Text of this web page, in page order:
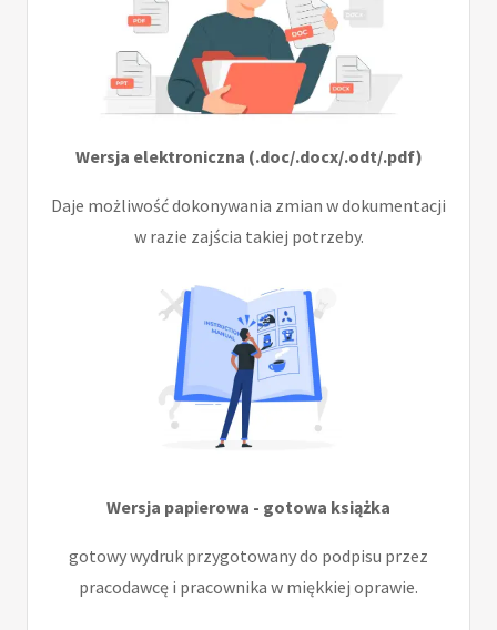
Wersja elektroniczna (.doc/.docx/.odt/.pdf)
Daje możliwość dokonywania zmian w dokumentacji
w razie zajścia takiej potrzeby.
Wersja papierowa - gotowa książka
gotowy wydruk przygotowany do podpisu przez
pracodawcę i pracownika w miękkiej oprawie.